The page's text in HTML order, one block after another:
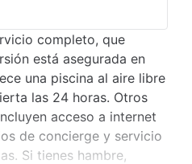
completo, que
está asegurada en
una piscina al aire libre
las 24 horas. Otros
acceso a internet
de concierge y servicio
Si tienes hambre,